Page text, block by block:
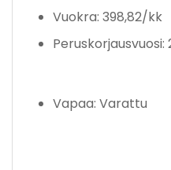
Vuokra: 398,82/kk
Peruskorjausvuosi:
Vapaa: Varattu